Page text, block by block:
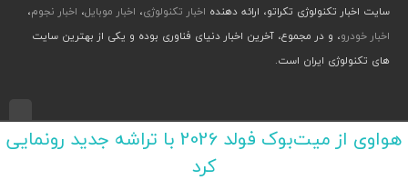
سایت اخبار تکنولوژی تکراتو، ارائه دهنده اخبار تکنولوژی، اخبار موبایل، اخبار نجوم،
اخبار خودرو، و در مجموع، آخرین اخبار دنیای فناوری بوده و یکی از بهترین سایت
های تکنولوژی ایران است.
طراحی رابط کاربری و تجربی توسط جواد صابری، گروه افرو - اجرا با طراحی وب پارسا
هواوی از میت‌بوک فولد 2026 با تراشه جدید رونمایی
کرد